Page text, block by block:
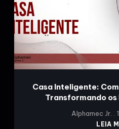
Casa Inteligente:
Transformando
Alphamec Jr.
LEIA